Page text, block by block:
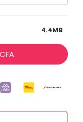
4.4MB